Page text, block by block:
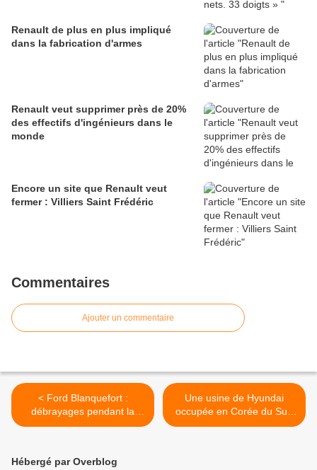
Renault de plus en plus impliqué
dans la fabrication d'armes
Renault veut supprimer près de 20%
des effectifs d'ingénieurs dans le
monde
Encore un site que Renault veut
fermer : Villiers Saint Frédéric
Commentaires
Ajouter un commentaire
< Ford Blanquefort :
débrayages pendant la
réunion de consultation du
Une usine de Hyundai
occupée en Corée du Sud
par une grève de
Hébergé par Overblog